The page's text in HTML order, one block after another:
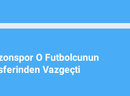
O Futbolcunun
Vazgeçti